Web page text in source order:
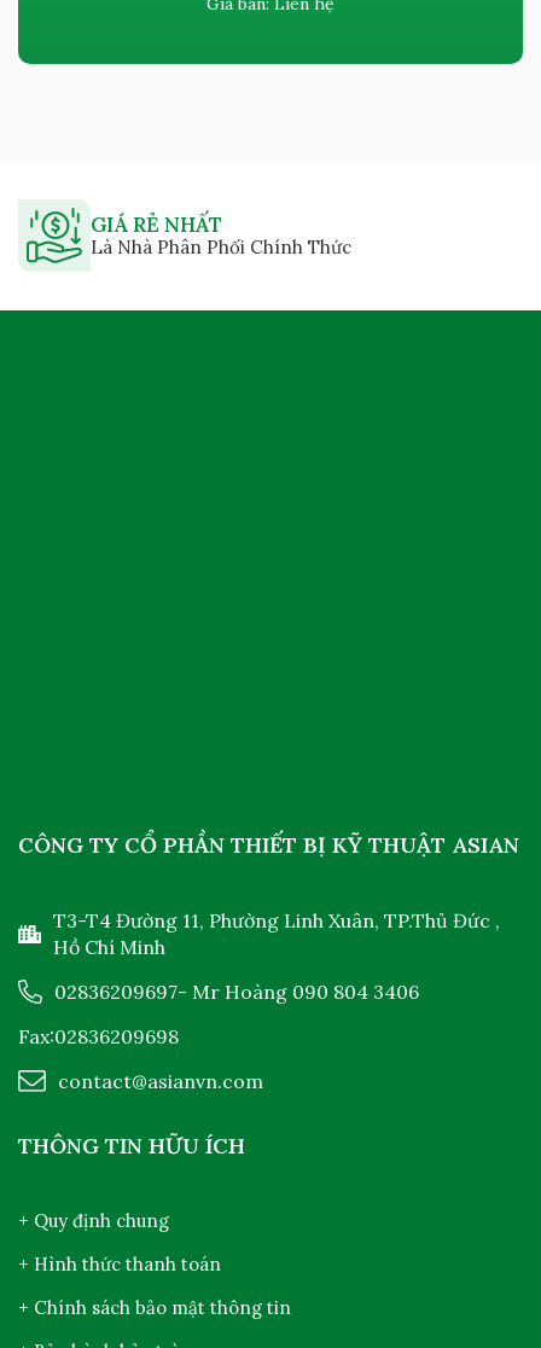
GIÁ RẺ NHẤT
Là Nhà Phân Phối Chính Thức
CÔNG TY CỔ PHẦN THIẾT BỊ KỸ THUẬT ASIAN
T3-T4 Đường 11, Phường Linh Xuân, TP.Thủ Đức ,
Hồ Chí Minh
02836209697- Mr Hoàng 090 804 3406
Fax:02836209698
contact@asianvn.com
THÔNG TIN HỮU ÍCH
+ Quy định chung
+ Hình thức thanh toán
+ Chính sách bảo mật thông tin